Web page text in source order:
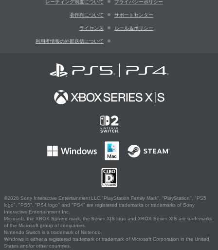
レーティング制度について プライバシーポリシー
著作権について サポートセンター
ライセンス ルール＆ポリシー
利用者情報の外部送信について
©2026 Sony Interactive Entertainment LLC."PlayStation Family Mark", "PlayStation", "PS5
logo", "PS5", "PS4 logo" and "PS4" are registered trademarks or trademarks of Sony
Interactive Entertainment Inc.
Microsoft, the XBOX Sphere mark, the Series X|S logo and XBOX Series X|S are trademarks
of the Microsoft group of companies.
Nintendo Switch is a trademark of Nintendo.
Windows is either a registered trademark or trademark of Microsoft Corporation in the United
States and/or other countries.